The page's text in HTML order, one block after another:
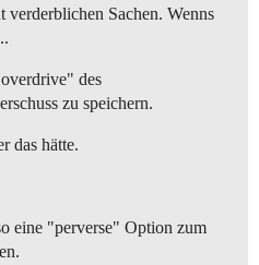
verderblichen Sachen. Wenns
des
zu speichern.
das hätte.
eine "perverse" Option zum